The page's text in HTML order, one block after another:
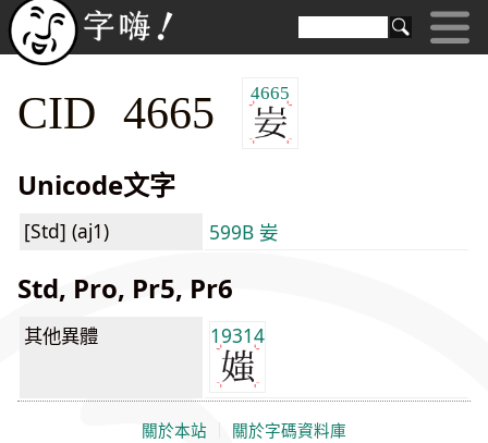
CID 4665 4665
Unicode文字
[Std] (aj1) 599B 妛
Std, Pro, Pr5, Pr6
其他異體 19314
關於本站 關於字碼資料庫